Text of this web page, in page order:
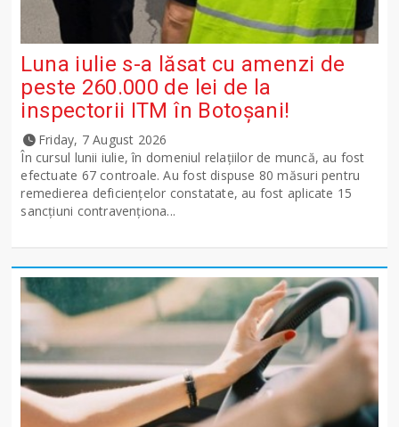
Luna iulie s-a lăsat cu amenzi de
peste 260.000 de lei de la
inspectorii ITM în Botoșani!
Friday, 7 August 2026
În cursul lunii iulie, în domeniul relațiilor de muncă, au fost
efectuate 67 controale. Au fost dispuse 80 măsuri pentru
remedierea deficiențelor constatate, au fost aplicate 15
sancţiuni contravenționa...